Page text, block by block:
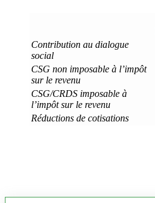
Contribution au dialogue
social
CSG non imposable à l’impôt
sur le revenu
CSG/CRDS imposable à
l’impôt sur le revenu
Réductions de cotisations